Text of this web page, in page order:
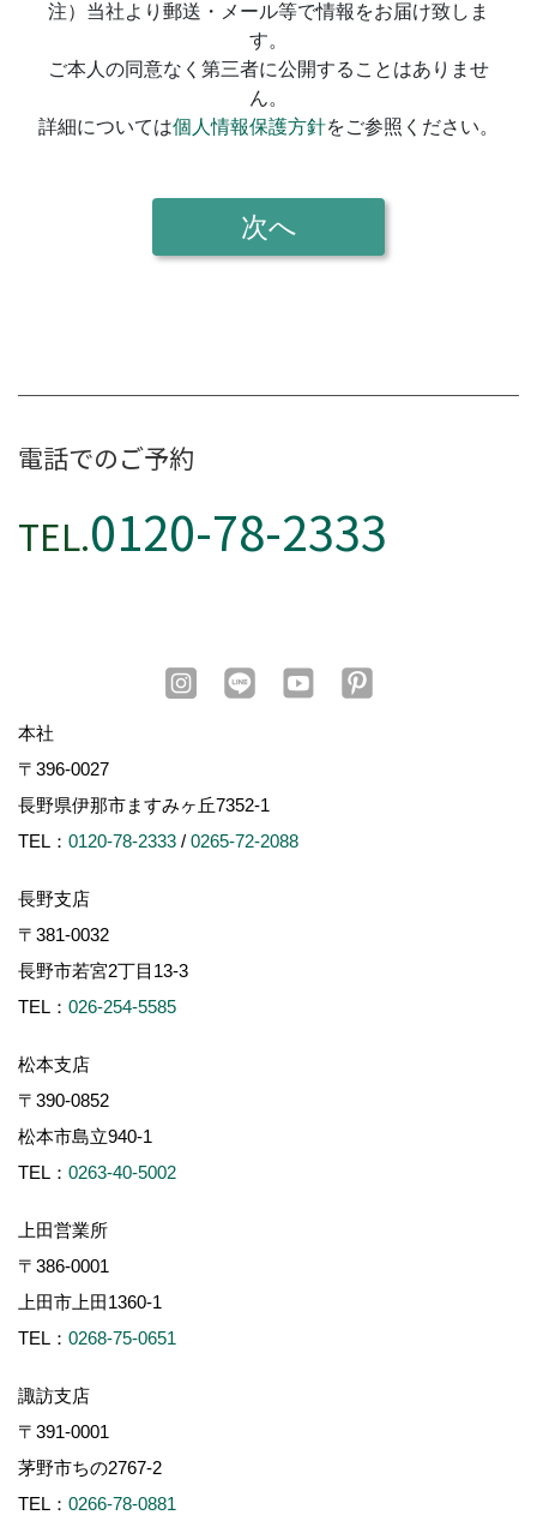
電話でのご予約
TEL.0120-78-2333
本社
〒396-0027
長野県伊那市ますみヶ丘7352-1
TEL： 0120-78-2333 / 0265-72-2088
長野支店
〒381-0032
長野市若宮2丁目13-3
TEL： 026-254-5585
松本支店
〒390-0852
松本市島立940-1
TEL： 0263-40-5002
上田営業所
〒386-0001
上田市上田1360-1
TEL： 0268-75-0651
諏訪支店
〒391-0001
茅野市ちの2767-2
TEL： 0266-78-0881